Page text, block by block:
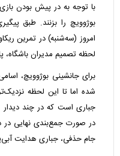
با توجه به در پیش بودن
بوژوویچ را بزنند. طبق
امروز (سه‌شنبه) در تمرین
لحظه تصمیم مدیران باشگاه،
برای جانشینی بوژوویچ،
شده اما تا این لحظه
جباری است که در چند
در صورت جمع‌بندی نهایی در
جام حذفی، جباری هدایت